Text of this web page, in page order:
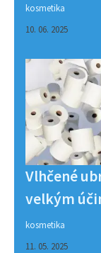
kosmetika
10. 06. 2025
Vlhčené
velkým
kosmetika
11. 05. 2025